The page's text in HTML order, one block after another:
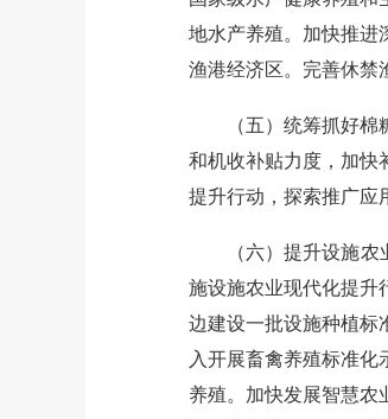
地水产养殖。加快推进
渔港经济区。完善休禁
（五）统筹抓好棉糖
和机收补贴力度，加快
提升行动，探索推广应
（六）提升设施农业
施设施农业现代化提升
边建设一批设施种植标
入开展畜禽养殖标准
养殖。加快发展智慧农